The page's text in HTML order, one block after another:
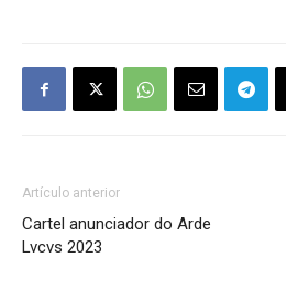
Artículo anterior
Cartel anunciador do Arde
Lvcvs 2023